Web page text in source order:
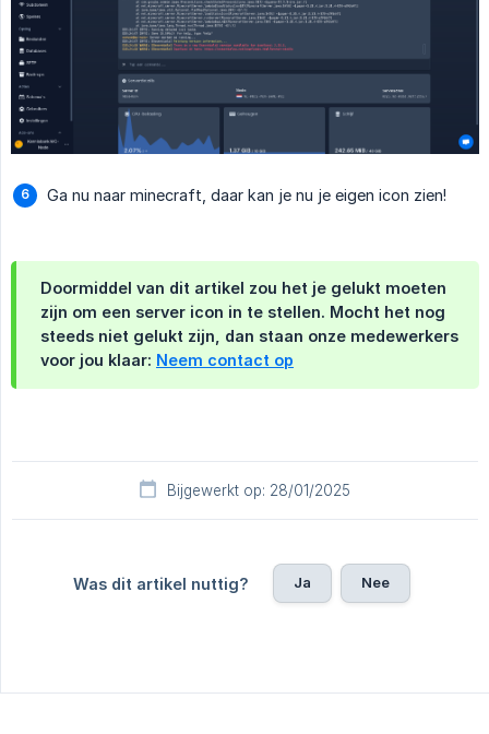
Ga nu naar minecraft, daar kan je nu je eigen icon zien!
Doormiddel van dit artikel zou het je gelukt moeten
zijn om een server icon in te stellen. Mocht het nog
steeds niet gelukt zijn, dan staan onze medewerkers
voor jou klaar: Neem contact op
Bijgewerkt op: 28/01/2025
Was dit artikel nuttig? Ja Nee